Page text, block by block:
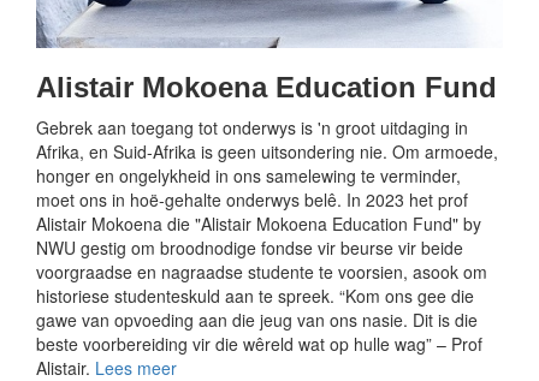
Alistair Mokoena Education Fund
Gebrek aan toegang tot onderwys is 'n groot uitdaging in
Afrika, en Suid-Afrika is geen uitsondering nie. Om armoede,
honger en ongelykheid in ons samelewing te verminder,
moet ons in hoë-gehalte onderwys belê. In 2023 het prof
Alistair Mokoena die "Alistair Mokoena Education Fund" by
NWU gestig om broodnodige fondse vir beurse vir beide
voorgraadse en nagraadse studente te voorsien, asook om
historiese studenteskuld aan te spreek. “Kom ons gee die
gawe van opvoeding aan die jeug van ons nasie. Dit is die
beste voorbereiding vir die wêreld wat op hulle wag” – Prof
Alistair. Lees meer